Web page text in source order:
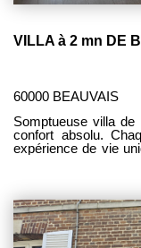
VILLA à 2 mn DE
60000 BEAUVAIS
Somptueuse villa de
confort absolu.
expérience de vie
LAC ! CADRE